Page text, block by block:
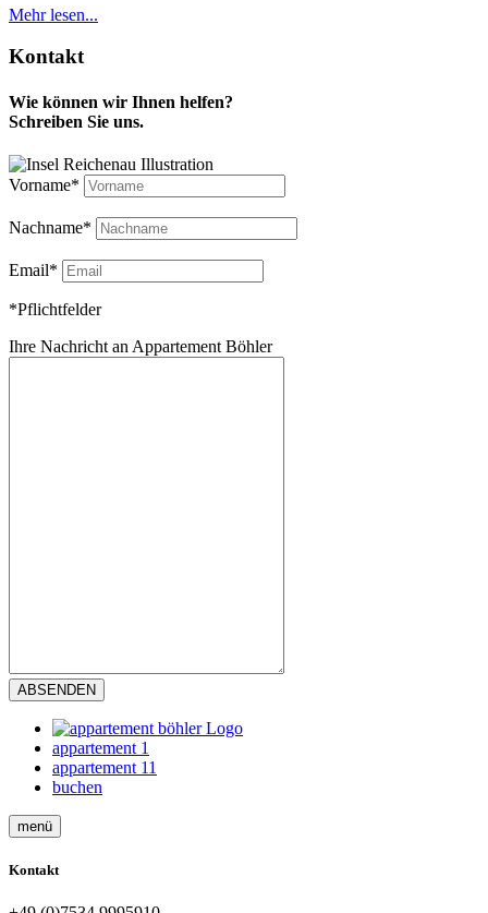
Mehr lesen...
Kontakt
Wie können wir Ihnen helfen?
Schreiben Sie uns.
Vorname*
Nachname*
Email*
*Pflichtfelder
Ihre Nachricht an Appartement Böhler
appartement 1
appartement 11
buchen
menü
Kontakt